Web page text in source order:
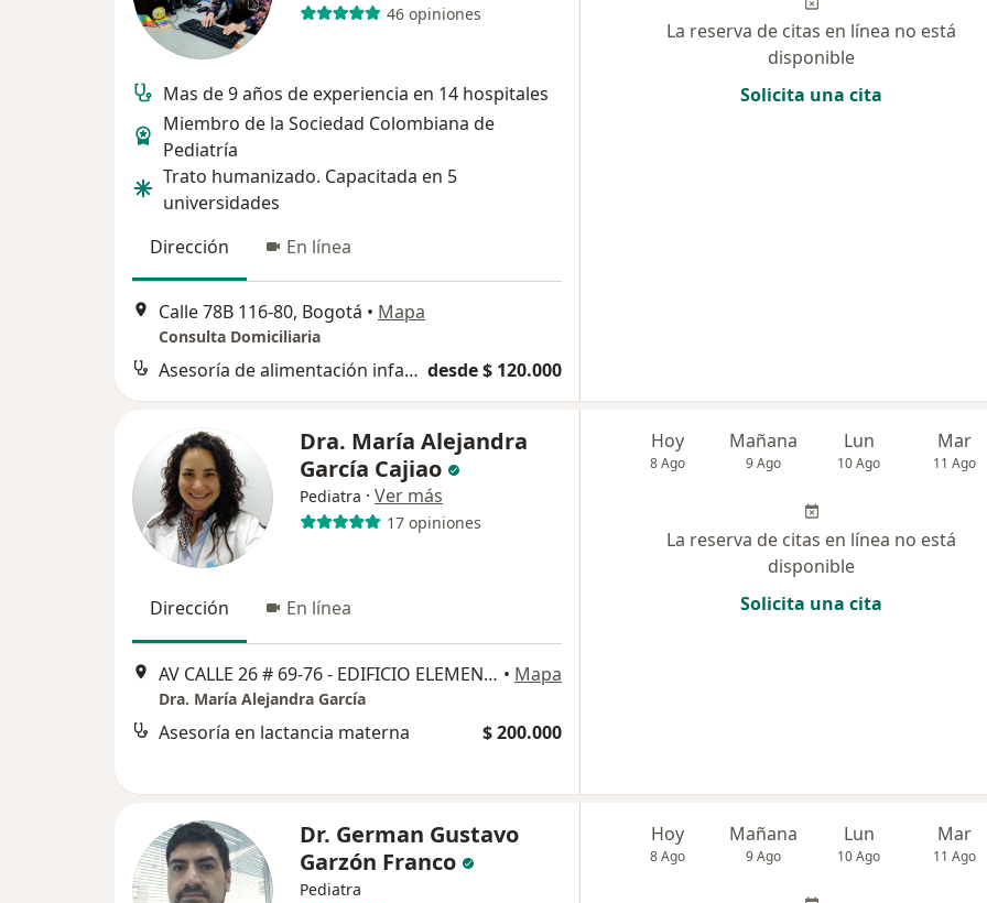
46 opiniones
Mas de 9 años de experiencia en 14 hospitales
Miembro de la Sociedad Colombiana de
Pediatría
Trato humanizado. Capacitada en 5
universidades
Dirección
En línea
Calle 78B 116-80, Bogotá • Mapa
Consulta Domiciliaria
Asesoría de alimentación infantil desde $ 120.000
La reserva de citas en línea no está
disponible
Solicita una cita
Dra. María Alejandra
García Cajiao
Pediatra · Ver más
17 opiniones
Dirección En línea
AV CALLE 26 # 69-76 - EDIFICIO ELEMENTO TORRE TIERRA, OFICINA 1104., Bogotá • Mapa
Dra. María Alejandra García
Asesoría en lactancia materna $ 200.000
Hoy
8 Ago
Mañana
9 Ago
Lun
10 Ago
Mar
11 Ago
La reserva de citas en línea no está
disponible
Solicita una cita
Dr. German Gustavo
Garzón Franco
Pediatra
Hoy
8 Ago
Mañana
9 Ago
Lun
10 Ago
Mar
11 Ago